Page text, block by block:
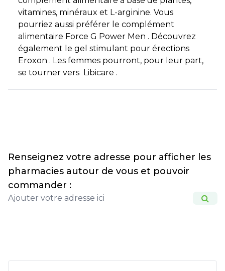
vitamines, minéraux et L-arginine. Vous
pourriez aussi préférer le complément
alimentaire Force G Power Men . Découvrez
également le gel stimulant pour érections
Eroxon . Les femmes pourront, pour leur part,
se tourner vers Libicare .
Renseignez votre adresse pour afficher les
pharmacies autour de vous et pouvoir
commander :